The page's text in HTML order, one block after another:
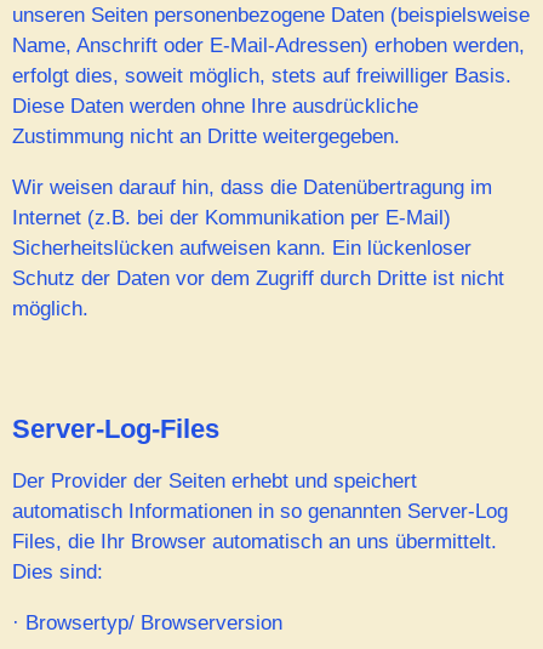
unseren Seiten personenbezogene Daten (beispielsweise
Name, Anschrift oder E-Mail-Adressen) erhoben werden,
erfolgt dies, soweit möglich, stets auf freiwilliger Basis.
Diese Daten werden ohne Ihre ausdrückliche
Zustimmung nicht an Dritte weitergegeben.
Wir weisen darauf hin, dass die Datenübertragung im
Internet (z.B. bei der Kommunikation per E-Mail)
Sicherheitslücken aufweisen kann. Ein lückenloser
Schutz der Daten vor dem Zugriff durch Dritte ist nicht
möglich.
Server-Log-Files
Der Provider der Seiten erhebt und speichert
automatisch Informationen in so genannten Server-Log
Files, die Ihr Browser automatisch an uns übermittelt.
Dies sind:
· Browsertyp/ Browserversion